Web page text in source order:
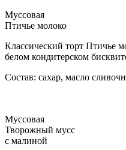
Муссовая
Птичье молоко
Классический торт Птичье
белом кондитерском
Состав: сахар, масло
Муссовая
Творожный мусс
с малиной